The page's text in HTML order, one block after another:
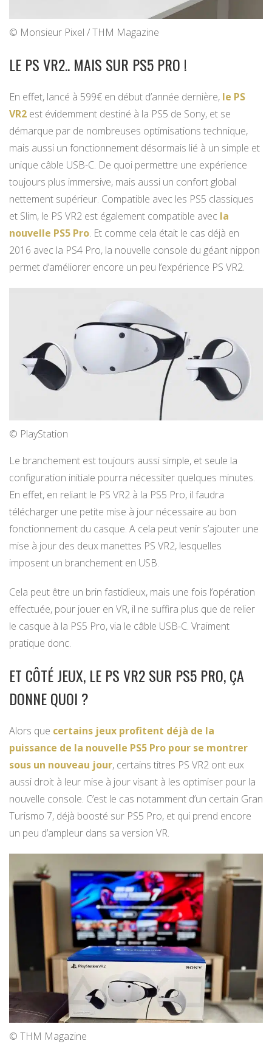
© Monsieur Pixel / THM Magazine
LE PS VR2.. MAIS SUR PS5 PRO !
En effet, lancé à 599€ en début d’année dernière, le PS
VR2 est évidemment destiné à la PS5 de Sony, et se
démarque par de nombreuses optimisations technique,
mais aussi un fonctionnement désormais lié à un simple et
unique câble USB-C. De quoi permettre une expérience
toujours plus immersive, mais aussi un confort global
nettement supérieur. Compatible avec les PS5 classiques
et Slim, le PS VR2 est également compatible avec la
nouvelle PS5 Pro. Et comme cela était le cas déjà en
2016 avec la PS4 Pro, la nouvelle console du géant nippon
permet d’améliorer encore un peu l’expérience PS VR2.
© PlayStation
Le branchement est toujours aussi simple, et seule la
configuration initiale pourra nécessiter quelques minutes.
En effet, en reliant le PS VR2 à la PS5 Pro, il faudra
télécharger une petite mise à jour nécessaire au bon
fonctionnement du casque. A cela peut venir s’ajouter une
mise à jour des deux manettes PS VR2, lesquelles
imposent un branchement en USB.
Cela peut être un brin fastidieux, mais une fois l’opération
effectuée, pour jouer en VR, il ne suffira plus que de relier
le casque à la PS5 Pro, via le câble USB-C. Vraiment
pratique donc.
ET CÔTÉ JEUX, LE PS VR2 SUR PS5 PRO, ÇA
DONNE QUOI ?
Alors que certains jeux profitent déjà de la
puissance de la nouvelle PS5 Pro pour se montrer
sous un nouveau jour, certains titres PS VR2 ont eux
aussi droit à leur mise à jour visant à les optimiser pour la
nouvelle console. C’est le cas notamment d’un certain Gran
Turismo 7, déjà boosté sur PS5 Pro, et qui prend encore
un peu d’ampleur dans sa version VR.
© THM Magazine